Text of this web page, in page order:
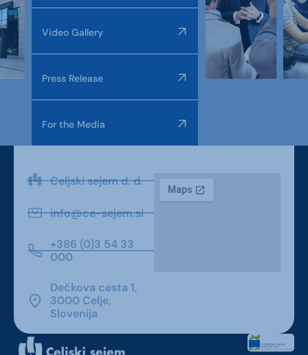
Video Gallery
Press Release
For the Media
Celjski sejem d. d.
info@ce-sejem.si
+386 (0)3 54 33
000
Dečkova cesta 1,
3000 Celje,
Slovenija